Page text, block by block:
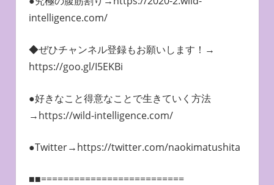
intelligence.com/
◆ぜひチャンネル登録もお願いします！→
https://goo.gl/I5EKBi
●好きなこと得意なことで生きていく方法
→https://wild-intelligence.com/
●Twitter→https://twitter.com/naokimatushita
■■==========================